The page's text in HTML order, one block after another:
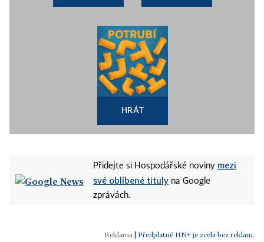
HRÁT
Přidejte si Hospodářské noviny mezi
své oblíbené tituly na Google
zprávách.
Předplatné HN+ je zcela bez reklam.